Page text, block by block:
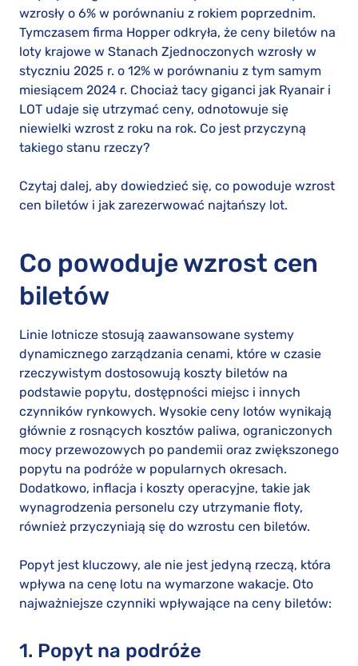
wzrosły o 6% w porównaniu z rokiem poprzednim.
Tymczasem firma Hopper odkryła, że ceny biletów na
loty krajowe w Stanach Zjednoczonych wzrosły w
styczniu 2025 r. o 12% w porównaniu z tym samym
miesiącem 2024 r. Chociaż tacy giganci jak Ryanair i
LOT udaje się utrzymać ceny, odnotowuje się
niewielki wzrost z roku na rok. Co jest przyczyną
takiego stanu rzeczy?
Czytaj dalej, aby dowiedzieć się, co powoduje wzrost
cen biletów i jak zarezerwować najtańszy lot.
Co powoduje wzrost cen
biletów
Linie lotnicze stosują zaawansowane systemy
dynamicznego zarządzania cenami, które w czasie
rzeczywistym dostosowują koszty biletów na
podstawie popytu, dostępności miejsc i innych
czynników rynkowych. Wysokie ceny lotów wynikają
głównie z rosnących kosztów paliwa, ograniczonych
mocy przewozowych po pandemii oraz zwiększonego
popytu na podróże w popularnych okresach.
Dodatkowo, inflacja i koszty operacyjne, takie jak
wynagrodzenia personelu czy utrzymanie floty,
również przyczyniają się do wzrostu cen biletów.
Popyt jest kluczowy, ale nie jest jedyną rzeczą, która
wpływa na cenę lotu na wymarzone wakacje. Oto
najważniejsze czynniki wpływające na ceny biletów:
1. Popyt na podróże